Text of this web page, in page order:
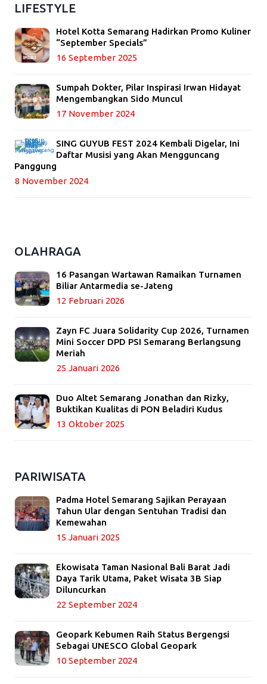
LIFESTYLE
Hotel Kotta Semarang Hadirkan Promo Kuliner
“September Specials”
16 September 2025
Sumpah Dokter, Pilar Inspirasi Irwan Hidayat
Mengembangkan Sido Muncul
17 November 2024
SING GUYUB FEST 2024 Kembali Digelar, Ini
Daftar Musisi yang Akan Mengguncang
Panggung
8 November 2024
OLAHRAGA
16 Pasangan Wartawan Ramaikan Turnamen
Biliar Antarmedia se-Jateng
12 Februari 2026
Zayn FC Juara Solidarity Cup 2026, Turnamen
Mini Soccer DPD PSI Semarang Berlangsung
Meriah
25 Januari 2026
Duo Altet Semarang Jonathan dan Rizky,
Buktikan Kualitas di PON Beladiri Kudus
13 Oktober 2025
PARIWISATA
Padma Hotel Semarang Sajikan Perayaan
Tahun Ular dengan Sentuhan Tradisi dan
Kemewahan
15 Januari 2025
Ekowisata Taman Nasional Bali Barat Jadi
Daya Tarik Utama, Paket Wisata 3B Siap
Diluncurkan
22 September 2024
Geopark Kebumen Raih Status Bergengsi
Sebagai UNESCO Global Geopark
10 September 2024